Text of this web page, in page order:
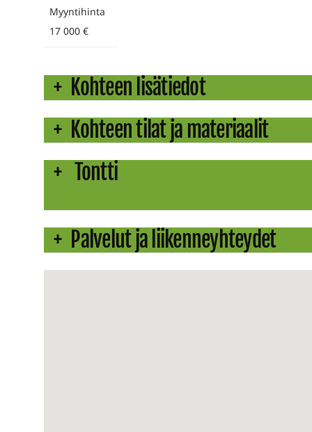
Myyntihinta
17 000 €
Kohteen lisätiedot
Kohteen tilat ja materiaalit
Tontti
Palvelut ja liikenneyhteydet